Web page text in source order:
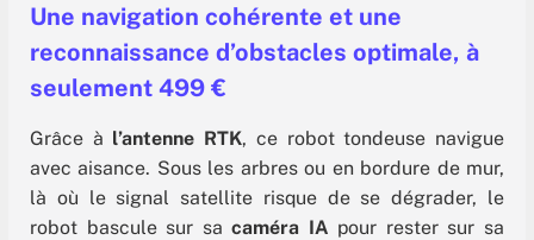
Une navigation cohérente et une
reconnaissance d’obstacles optimale, à
seulement 499 €
Grâce à l’antenne RTK, ce robot tondeuse navigue
avec aisance. Sous les arbres ou en bordure de mur,
là où le signal satellite risque de se dégrader, le
robot bascule sur sacaméra IA pour rester sur sa